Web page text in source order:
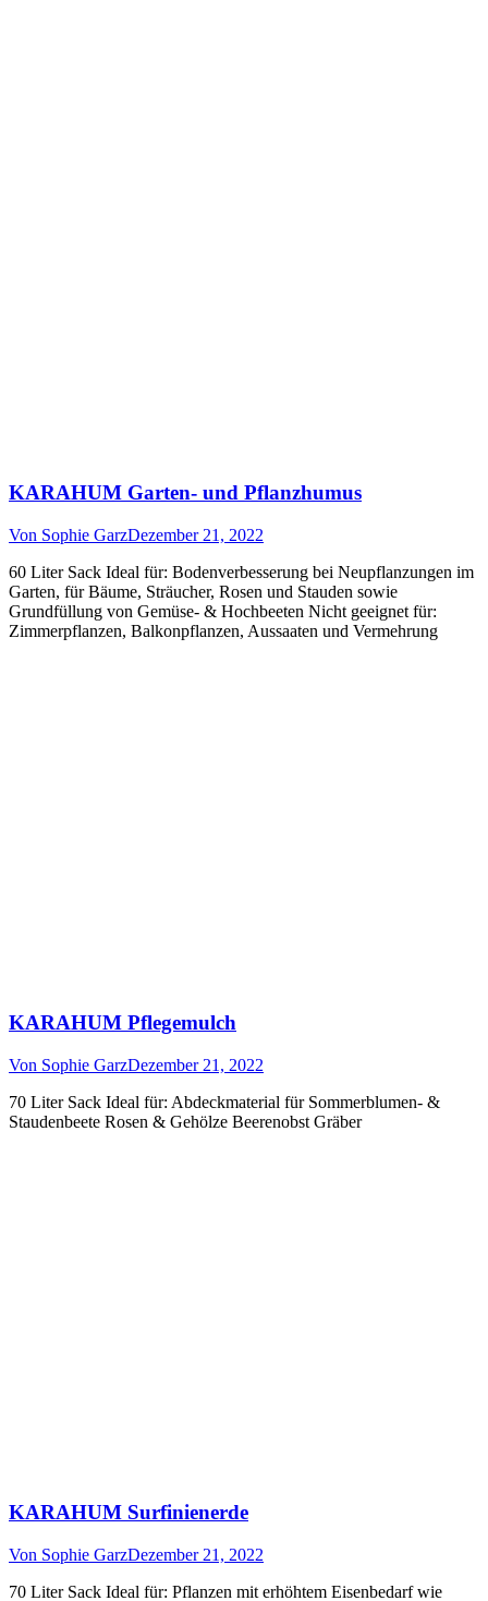
KARAHUM Garten- und Pflanzhumus
Von Sophie GarzDezember 21, 2022
60 Liter Sack Ideal für: Bodenverbesserung bei Neupflanzungen im
Garten, für Bäume, Sträucher, Rosen und Stauden sowie
Grundfüllung von Gemüse- & Hochbeeten Nicht geeignet für:
Zimmerpflanzen, Balkonpflanzen, Aussaaten und Vermehrung
KARAHUM Pflegemulch
Von Sophie GarzDezember 21, 2022
70 Liter Sack Ideal für: Abdeckmaterial für Sommerblumen- &
Staudenbeete Rosen & Gehölze Beerenobst Gräber
KARAHUM Surfinienerde
Von Sophie GarzDezember 21, 2022
70 Liter Sack Ideal für: Pflanzen mit erhöhtem Eisenbedarf wie